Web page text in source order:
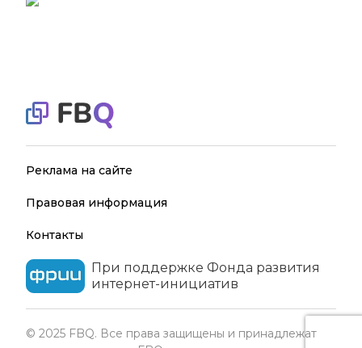
При поддержке Фонда развития
интернет-инициатив
Реклама на сайте
Правовая информация
Контакты
© 2025 FBQ. Все права защищены и принадлежат